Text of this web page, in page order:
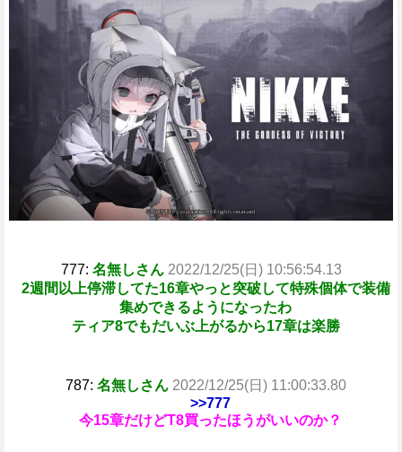
777: 名無しさん 2022/12/25(日) 10:56:54.13
2週間以上停滞してた16章やっと突破して特殊個体で装備
集めできるようになったわ
ティア8でもだいぶ上がるから17章は楽勝
787: 名無しさん 2022/12/25(日) 11:00:33.80
>>777
今15章だけどT8買ったほうがいいのか？